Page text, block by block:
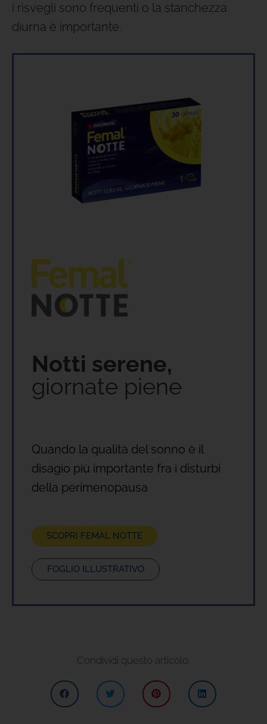
i risvegli sono frequenti o la stanchezza
diurna è importante.
Notti serene,
giornate piene
Quando la qualità del sonno è il
disagio più importante fra i disturbi
della perimenopausa
SCOPRI FEMAL NOTTE
FOGLIO ILLUSTRATIVO
Condividi questo articolo: